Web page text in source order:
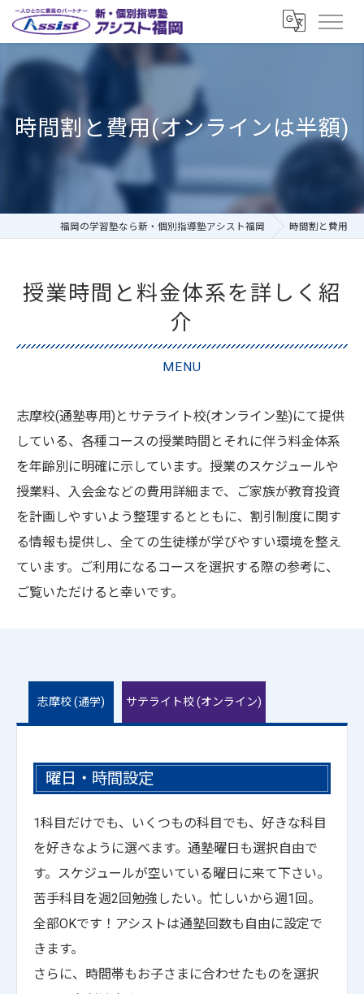
時間割と費用(オンラインは半額)
福岡の学習塾なら新・個別指導塾アシスト福岡 時間割と費用
授業時間と料金体系を詳しく紹
介
MENU
志摩校(通塾専用)とサテライト校(オンライン塾)にて提供
している、各種コースの授業時間とそれに伴う料金体系
を年齢別に明確に示しています。授業のスケジュールや
授業料、入会金などの費用詳細まで、ご家族が教育投資
を計画しやすいよう整理するとともに、割引制度に関す
る情報も提供し、全ての生徒様が学びやすい環境を整え
ています。ご利用になるコースを選択する際の参考に、
ご覧いただけると幸いです。
志摩校 (通学) サテライト校 (オンライン)
曜日・時間設定
1科目だけでも、いくつもの科目でも、好きな科目
を好きなように選べます。通塾曜日も選択自由で
す。スケジュールが空いている曜日に来て下さい。
苦手科目を週2回勉強したい。忙しいから週1回。
全部OKです！アシストは通塾回数も自由に設定で
きます。
さらに、時間帯もお子さまに合わせたものを選択